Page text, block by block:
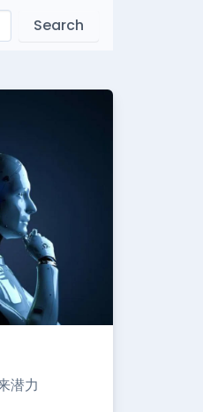
Search
潜力